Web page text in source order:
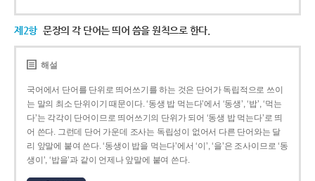
제2항 문장의 각 단어는 띄어 씀을 원칙으로 한다.
해설
국어에서 단어를 단위로 띄어쓰기를 하는 것은 단어가 독립적으로 쓰이
는 말의 최소 단위이기 때문이다. ‘동생 밥 먹는다’에서 ‘동생’, ‘밥’, ‘먹는
다’는 각각이 단어이므로 띄어쓰기의 단위가 되어 ‘동생 밥 먹는다’로 띄
어 쓴다. 그런데 단어 가운데 조사는 독립성이 없어서 다른 단어와는 달
리 앞말에 붙여 쓴다. ‘동생이 밥을 먹는다’에서 ‘이’, ‘을’은 조사이므로 ‘동
생이’, ‘밥을’과 같이 언제나 앞말에 붙여 쓴다.